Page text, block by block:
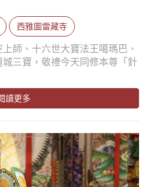
西雅圖雷藏寺
師、十六世大寶法王噶瑪巴、
三寶，敬禮今天同修本尊「針
讀更多